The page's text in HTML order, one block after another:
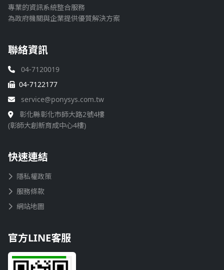
專業的資訊系統整合服務
為政府機關與企業提供優質解決方案
聯絡資訊
04-7120019
04-7122177
service@ponysys.com.tw
彰化縣彰化市師大路2號4樓
(彰師大創新育成中心4樓)
快速連結
隱私權政策
服務條款
網站地圖
官方LINE客服